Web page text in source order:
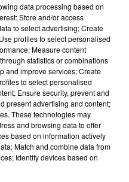
Gémeaux
data processing based on
Store and/or access
to select advertising; Create
profiles to select personalised
Measure content
statistics or combinations
and improve services; Create
to select personalised
Ensure security, prevent and
present advertising and content;
These technologies may
and browsing data to offer
based on information actively
Match and combine data from
Identify devices based on